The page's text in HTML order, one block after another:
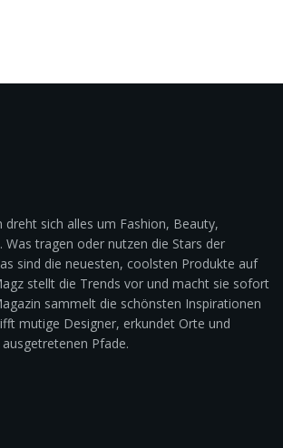
sich alles um Fashion, Beauty,
Was tragen oder nutzen die Stars der
sind die neuesten, coolsten Produkte auf
stellt die Trends vor und macht sie sofort
sammelt die schönsten Inspirationen
mutige Designer, erkundet Orte und
Pfade.